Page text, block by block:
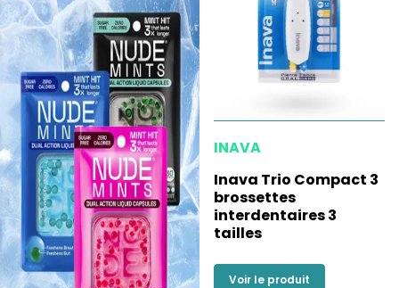
INAVA
Inava Trio Compact 3
brossettes
interdentaires 3
tailles
Voir le produit